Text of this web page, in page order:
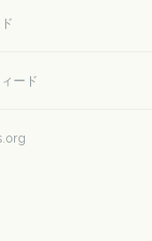
ード